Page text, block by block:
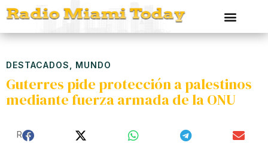
DESTACADOS MUNDO
Guterres pide protección a palestinos
mediante fuerza armada de la ONU
Red